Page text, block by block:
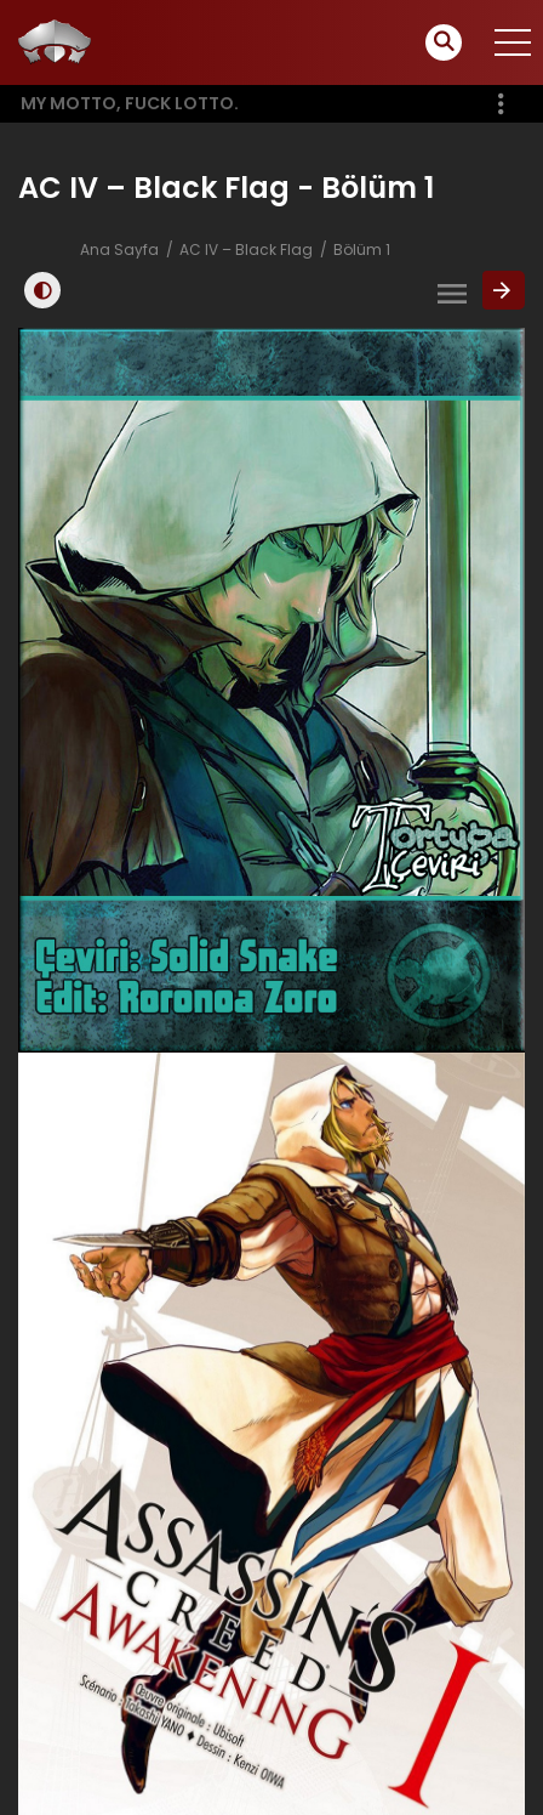
MY MOTTO, FUCK LOTTO.
AC IV – Black Flag - Bölüm 1
Ana Sayfa AC IV – Black Flag Bölüm 1